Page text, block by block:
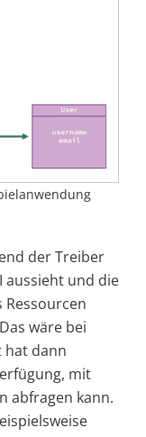
der Treiber
aussieht und die
Ressourcen
wäre bei
hat dann
mit
abfragen kann.